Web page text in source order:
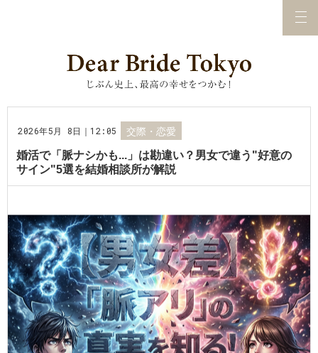
2026年5月 8日｜12:05 交際・恋愛
婚活で「脈ナシかも...」は勘違い？男女で違う"好意の
サイン"5選を結婚相談所が解説